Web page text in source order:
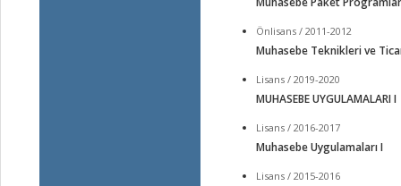
Önlisans / 2011-2012
Muhasebe Teknikleri ve
Lisans / 2019-2020
MUHASEBE UYGULAMALARI I
Lisans / 2016-2017
Muhasebe Uygulamaları I
Lisans / 2015-2016